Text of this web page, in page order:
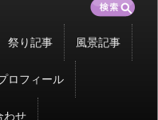
祭り記事 風景記事
ロフィール
わせ
索: